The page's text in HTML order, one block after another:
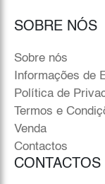
SOBRE NÓS
Sobre nós
Informações de
Política de
Termos e
Venda
Contactos
CONTACTOS